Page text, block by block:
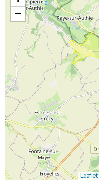
−
Leaflet